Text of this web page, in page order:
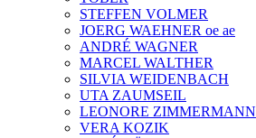
STEFFEN VOLMER
JOERG WAEHNER oe ae
ANDRÉ WAGNER
MARCEL WALTHER
SILVIA WEIDENBACH
UTA ZAUMSEIL
LEONORE ZIMMERMANN
VERA KOZIK